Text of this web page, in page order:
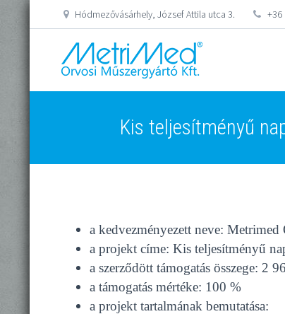
Hódmezővásárhely, József Attila utca 3. +36
Kis teljesítményű
a kedvezményezett neve:
a projekt címe: Kis teljesítményű
a szerződött támogatás összege: 2
a támogatás mértéke: 100 %
a projekt tartalmának bemutatása: